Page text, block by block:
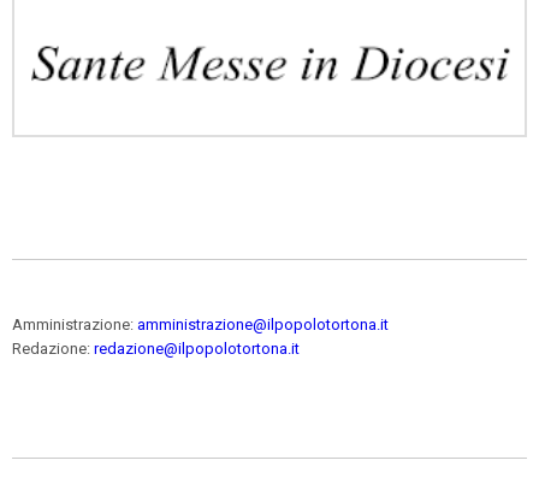
Amministrazione: amministrazione@ilpopolotortona.it
Redazione: redazione@ilpopolotortona.it